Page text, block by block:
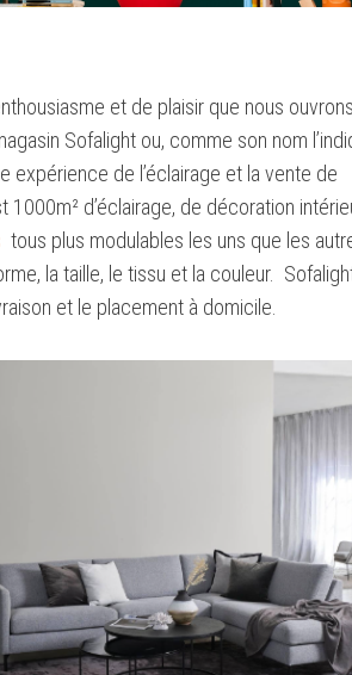
et de plaisir que nous
Sofalight ou, comme son nom
expérience de l’éclairage et la vente de
d’éclairage, de décoration
tous plus modulables les uns que les
la taille, le tissu et la couleur.
et le placement à domicile.